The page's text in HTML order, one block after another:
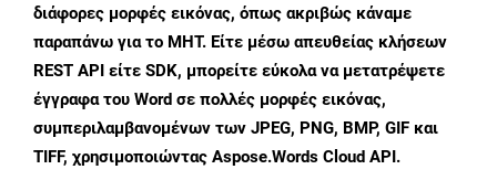
διάφορες μορφές εικόνας, όπως ακριβώς κάναμε
παραπάνω για το MHT. Είτε μέσω απευθείας κλήσεων
REST API είτε SDK, μπορείτε εύκολα να μετατρέψετε
έγγραφα του Word σε πολλές μορφές εικόνας,
συμπεριλαμβανομένων των JPEG, PNG, BMP, GIF και
TIFF, χρησιμοποιώντας Aspose.Words Cloud API.